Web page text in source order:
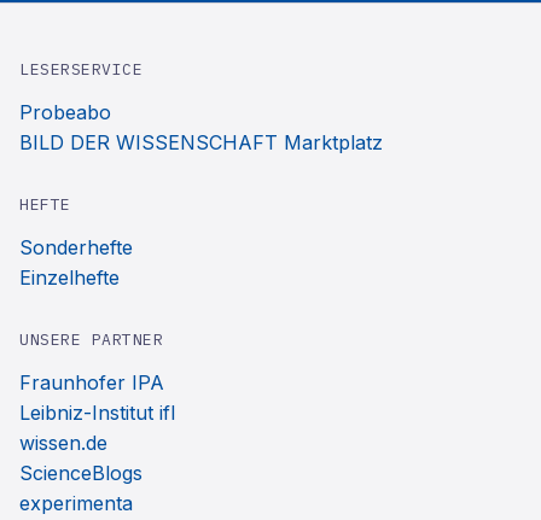
LESERSERVICE
Probeabo
BILD DER WISSENSCHAFT Marktplatz
HEFTE
Sonderhefte
Einzelhefte
UNSERE PARTNER
Fraunhofer IPA
Leibniz-Institut ifl
wissen.de
ScienceBlogs
experimenta